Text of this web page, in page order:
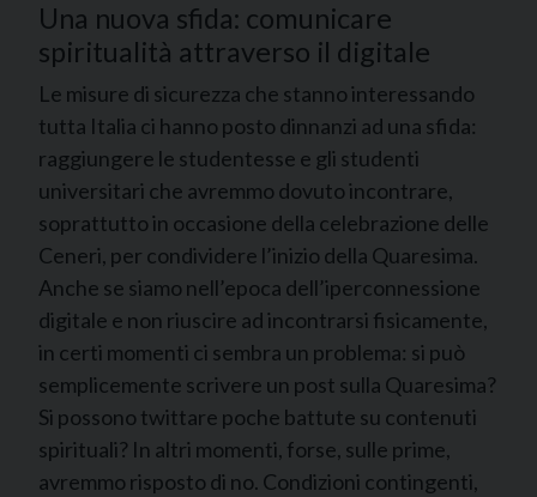
Una nuova sfida: comunicare
spiritualità attraverso il digitale
Le misure di sicurezza che stanno interessando
tutta Italia ci hanno posto dinnanzi ad una sfida:
raggiungere le studentesse e gli studenti
universitari che avremmo dovuto incontrare,
soprattutto in occasione della celebrazione delle
Ceneri, per condividere l’inizio della Quaresima.
Anche se siamo nell’epoca dell’iperconnessione
digitale e non riuscire ad incontrarsi fisicamente,
in certi momenti ci sembra un problema: si può
semplicemente scrivere un post sulla Quaresima?
Si possono twittare poche battute su contenuti
spirituali? In altri momenti, forse, sulle prime,
avremmo risposto di no. Condizioni contingenti,